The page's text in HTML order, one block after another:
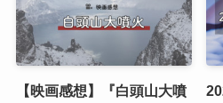
【映画感想】『白頭山大噴